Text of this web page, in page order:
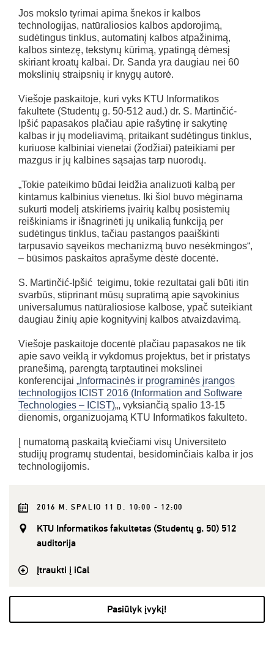
Jos mokslo tyrimai apima šnekos ir kalbos
technologijas, natūraliosios kalbos apdorojimą,
sudėtingus tinklus, automatinį kalbos atpažinimą,
kalbos sintezę, tekstynų kūrimą, ypatingą dėmesį
skiriant kroatų kalbai. Dr. Sanda yra daugiau nei 60
mokslinių straipsnių ir knygų autorė.
Viešoje paskaitoje, kuri vyks KTU Informatikos
fakultete (Studentų g. 50-512 aud.) dr. S. Martinčić-
Ipšić papasakos plačiau apie rašytinę ir sakytinę
kalbas ir jų modeliavimą, pritaikant sudėtingus tinklus,
kuriuose kalbiniai vienetai (žodžiai) pateikiami per
mazgus ir jų kalbines sąsajas tarp nuorodų.
„Tokie pateikimo būdai leidžia analizuoti kalbą per
kintamus kalbinius vienetus. Iki šiol buvo mėginama
sukurti modelį atskiriems įvairių kalbų posistemių
reiškiniams ir išnagrinėti jų unikalią funkciją per
sudėtingus tinklus, tačiau pastangos paaiškinti
tarpusavio sąveikos mechanizmą buvo nesėkmingos“,
– būsimos paskaitos aprašyme dėstė docentė.
S. Martinčić-Ipšić teigimu, tokie rezultatai gali būti itin
svarbūs, stiprinant mūsų supratimą apie sąvokinius
universalumus natūraliosiose kalbose, ypač suteikiant
daugiau žinių apie kognityvinį kalbos atvaizdavimą.
Viešoje paskaitoje docentė plačiau papasakos ne tik
apie savo veiklą ir vykdomus projektus, bet ir pristatys
pranešimą, parengtą tarptautinei mokslinei
konferencijai „Informacinės ir programinės įrangos
technologijos ICIST 2016 (Information and Software
Technologies – ICIST)„, vyksiančią spalio 13-15
dienomis, organizuojamą KTU Informatikos fakulteto.
Į numatomą paskaitą kviečiami visų Universiteto
studijų programų studentai, besidominčiais kalba ir jos
technologijomis.
2016 M. SPALIO 11 D. 10:00 - 12:00
KTU Informatikos fakultetas (Studentų g. 50) 512
auditorija
Įtraukti į iCal
Pasiūlyk įvykį!